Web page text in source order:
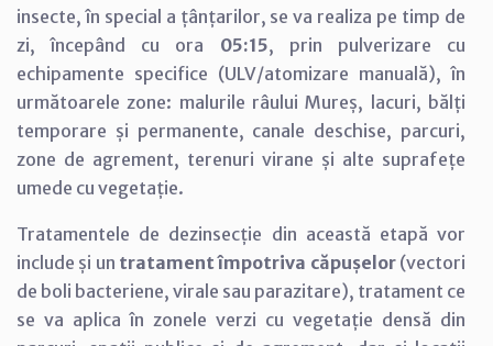
insecte, în special a țânțarilor, se va realiza pe timp de
zi, începând cu ora 05:15, prin pulverizare cu
echipamente specifice (ULV/atomizare manuală), în
următoarele zone: malurile râului Mureș, lacuri, bălți
temporare și permanente, canale deschise, parcuri,
zone de agrement, terenuri virane și alte suprafețe
umede cu vegetație.
Tratamentele de dezinsecție din această etapă vor
include și un tratament împotriva căpușelor(vectori
de boli bacteriene, virale sau parazitare), tratament ce
se va aplica în zonele verzi cu vegetație densă din